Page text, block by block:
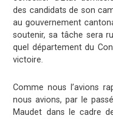
des candidats de son
au gouvernement
soutenir, sa tâche sera
quel département du
victoire.
Comme nous l’avions
nous avions, par le
Maudet dans le cadre